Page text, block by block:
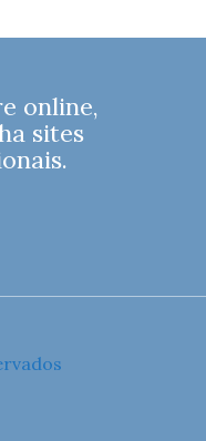
online,
sites